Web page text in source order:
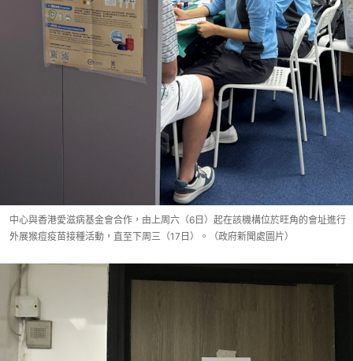
中心與香港愛滋病基金會合作，由上周六（6日）起在該機構位於旺角的會址進行
外展猴痘疫苗接種活動，直至下周三（17日）。（政府新聞處圖片）